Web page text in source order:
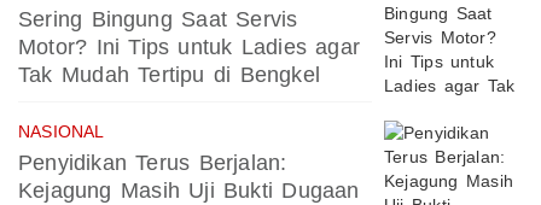
Sering Bingung Saat Servis
Motor? Ini Tips untuk Ladies agar
Tak Mudah Tertipu di Bengkel
NASIONAL
Penyidikan Terus Berjalan:
Kejagung Masih Uji Bukti Dugaan